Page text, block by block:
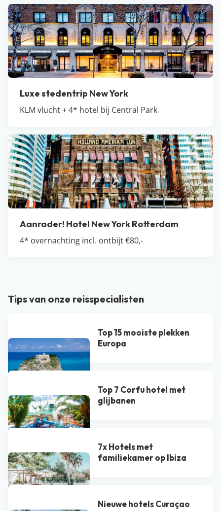
Luxe stedentrip New York
KLM vlucht + 4* hotel bij Central Park
Aanrader! Hotel New York Rotterdam
4* overnachting incl. ontbijt €80,-
Tips van onze reisspecialisten
Top 15 mooiste plekken
Europa
Top 7 Corfu hotel met
glijbanen
7x Hotels met
familiekamer op Ibiza
Nieuwe hotels Curaçao